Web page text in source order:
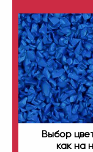
Выбор
как на